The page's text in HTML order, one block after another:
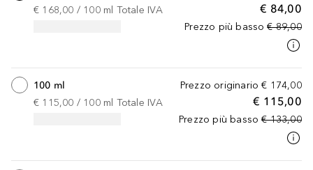
€ 84,00
Prezzo più basso € 89,00
€ 168,00 / 100 ml Totale IVA
Prezzo originario € 174,00
€ 115,00
Prezzo più basso € 133,00
100 ml
€ 115,00 / 100 ml Totale IVA